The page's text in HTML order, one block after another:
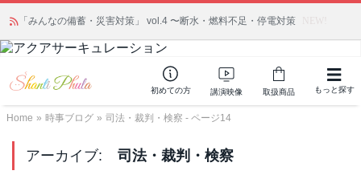
「みんなの備蓄・災害対策」 vol.4 〜断水・燃料不足・停電対策
初めての方 講演映像 取扱商品 もっと探す
Home » 時事ブログ » 司法・裁判・検察 - ページ14
アーカイブ: 司法・裁判・検察